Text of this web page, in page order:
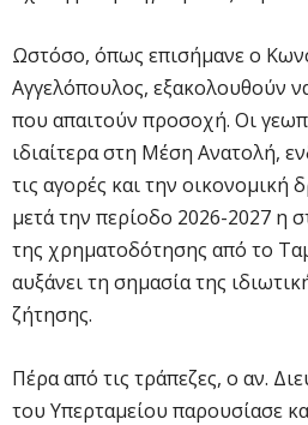
Ωστόσο, όπως επισήμανε ο
Αγγελόπουλος, εξακολουθούν
που απαιτούν προσοχή. Οι
ιδιαίτερα στη Μέση Ανατολή,
τις αγορές και την οικονομική
μετά την περίοδο 2026-2027 η
της χρηματοδότησης από το
αυξάνει τη σημασία της
ζήτησης.
Πέρα από τις τράπεζες, ο αν.
του Υπερταμείου παρουσίασε